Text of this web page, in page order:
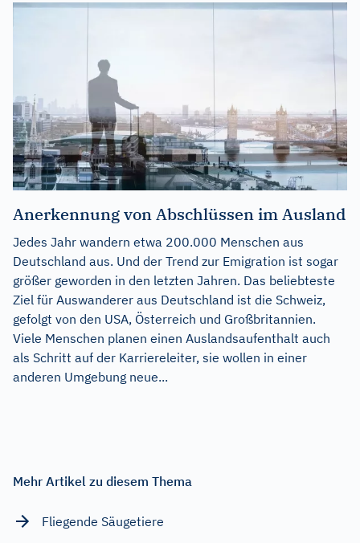
Anerkennung von Abschlüssen im Ausland
Jedes Jahr wandern etwa 200.000 Menschen aus
Deutschland aus. Und der Trend zur Emigration ist sogar
größer geworden in den letzten Jahren. Das beliebteste
Ziel für Auswanderer aus Deutschland ist die Schweiz,
gefolgt von den USA, Österreich und Großbritannien.
Viele Menschen planen einen Auslandsaufenthalt auch
als Schritt auf der Karriereleiter, sie wollen in einer
anderen Umgebung neue...
Mehr Artikel zu diesem Thema
Fliegende Säugetiere